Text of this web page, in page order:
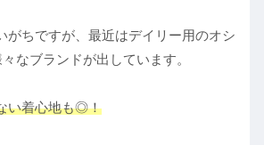
がちですが、最近はデイリー用のオシ
なブランドが出しています。
い着心地も◎！